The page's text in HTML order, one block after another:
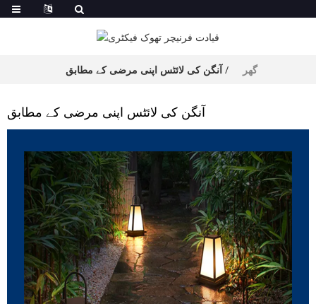
گھر آنگن کی لائٹس اپنی مرضی کے مطابق
آنگن کی لائٹس اپنی مرضی کے مطابق